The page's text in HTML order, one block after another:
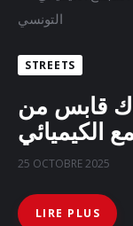
STREETS
قابس من
الكيميائي
25 OCTOBRE 2025
LIRE PLUS